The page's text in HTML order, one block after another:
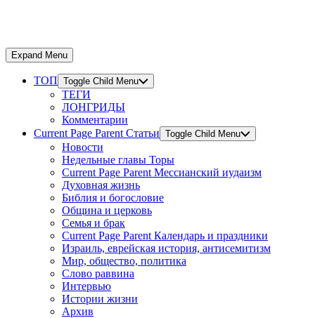
Expand Menu
ТОП Toggle Child Menu
ТЕГИ
ЛОНГРИДЫ
Комментарии
Current Page Parent Статьи Toggle Child Menu
Новости
Недельные главы Торы
Current Page Parent Мессианский иудаизм
Духовная жизнь
Библия и богословие
Община и церковь
Семья и брак
Current Page Parent Календарь и праздники
Израиль, еврейская история, антисемитизм
Мир, общество, политика
Слово раввина
Интервью
Истории жизни
Архив